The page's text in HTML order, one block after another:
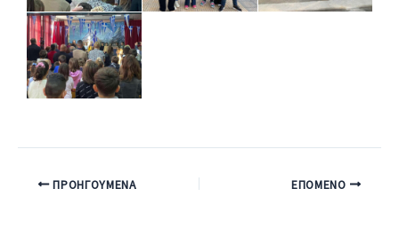
ΠΡΟΗΓΟΎΜΕΝΑ ΕΠΌΜΕΝΟ